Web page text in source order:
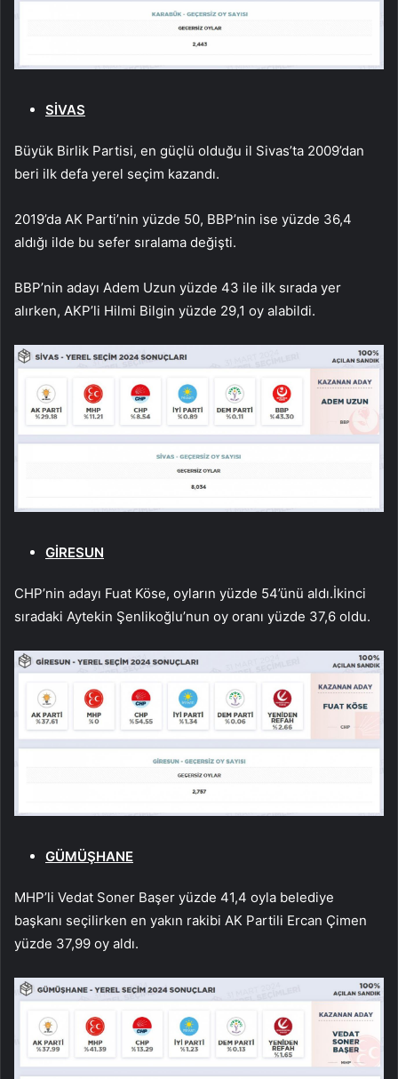
SİVAS
Büyük Birlik Partisi, en güçlü olduğu il Sivas’ta 2009’dan
beri ilk defa yerel seçim kazandı.
2019’da AK Parti’nin yüzde 50, BBP’nin ise yüzde 36,4
aldığı ilde bu sefer sıralama değişti.
BBP’nin adayı Adem Uzun yüzde 43 ile ilk sırada yer
alırken, AKP’li Hilmi Bilgin yüzde 29,1 oy alabildi.
GİRESUN
CHP’nin adayı Fuat Köse, oyların yüzde 54’ünü aldı.İkinci
sıradaki Aytekin Şenlikoğlu’nun oy oranı yüzde 37,6 oldu.
GÜMÜŞHANE
MHP’li Vedat Soner Başer yüzde 41,4 oyla belediye
başkanı seçilirken en yakın rakibi AK Partili Ercan Çimen
yüzde 37,99 oy aldı.